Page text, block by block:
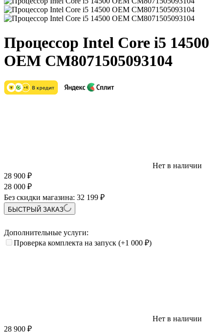
Процессор Intel Core i5 14500
OEM CM8071505093104
Нет в наличии
28 900 ₽
28 000 ₽
Без скидки магазина: 32 199 ₽
БЫСТРЫЙ ЗАКАЗ
Дополнительные услуги:
Проверка комплекта на запуск (+1 000 ₽)
Нет в наличии
28 900 ₽